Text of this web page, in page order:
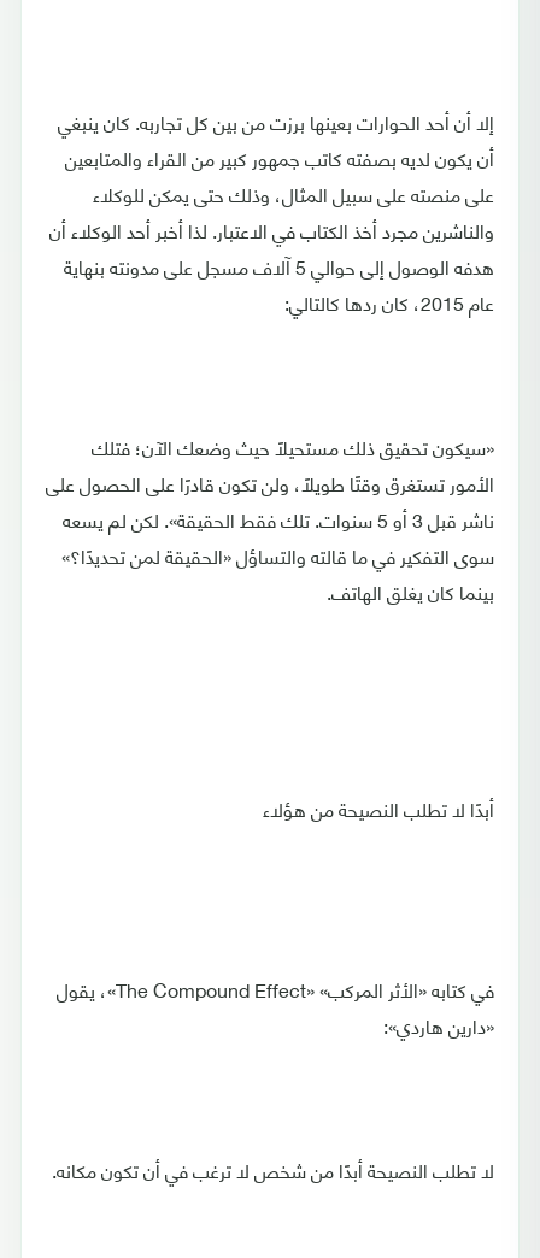
إلا أن أحد الحوارات بعينها برزت من بين كل تجاربه. كان ينبغي
أن يكون لديه بصفته كاتب جمهور كبير من القراء والمتابعين
على منصته على سبيل المثال، وذلك حتى يمكن للوكلاء
والناشرين مجرد أخذ الكتاب في الاعتبار. لذا أخبر أحد الوكلاء أن
هدفه الوصول إلى حوالي 5 آلاف مسجل على مدونته بنهاية
عام 2015، كان ردها كالتالي:
«سيكون تحقيق ذلك مستحيلًا حيث وضعك الآن؛ فتلك
الأمور تستغرق وقتًا طويلًا، ولن تكون قادرًا على الحصول على
ناشر قبل 3 أو 5 سنوات. تلك فقط الحقيقة». لكن لم يسعه
سوى التفكير في ما قالته والتساؤل «الحقيقة لمن تحديدًا؟»
بينما كان يغلق الهاتف.
أبدًا لا تطلب النصيحة من هؤلاء
في كتابه «الأثر المركب» «The Compound Effect»، يقول
«دارين هاردي»:
لا تطلب النصيحة أبدًا من شخص لا ترغب في أن تكون مكانه.